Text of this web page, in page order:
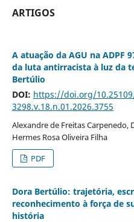
ARTIGOS
A atuação da AGU na ADPF
da luta antirracista à luz da
Bertúlio
DOI: https://doi.org/
3298.v.18.n.01.2026.3755
Alexandre de Freitas Carpenedo,
Hermes Rosa Oliveira Filha
PDF
Dora Bertúlio: trajetória,
reconhecimento à força de
história